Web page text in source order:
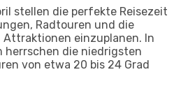
stellen die perfekte Reisezeit
Radtouren und die
Attraktionen einzuplanen. In
herrschen die niedrigsten
von etwa 20 bis 24 Grad